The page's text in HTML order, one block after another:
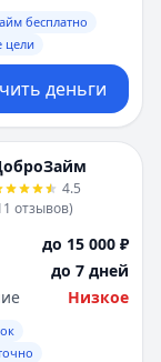
бесплатно
цели
деньги
4.5
отзывов)
до 15 000 ₽
до 7 дней
Низкое